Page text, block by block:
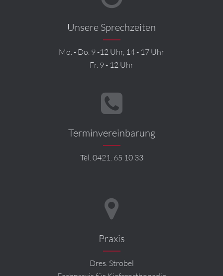
Unsere Sprechzeiten
Mo. - Do. 9 -12 Uhr, 14 - 17 Uhr
Fr. 9 - 12 Uhr
Terminvereinbarung
Tel. 0421. 65 10 33
Praxis
Dres. Strobel